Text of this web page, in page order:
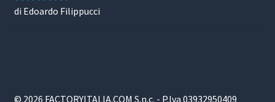
Valutato5su
di Edoardo Filippucci
© 2026 FACTORYITALIA.COM S.n.c. - P.Iva 03932950409